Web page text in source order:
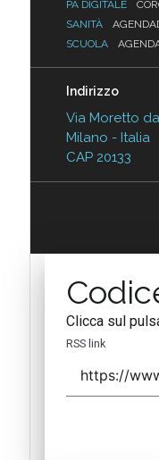
PA DIGITALE
SANITÀ
SCUOLA
Indirizzo
Via Moretto
Milano - Italia
CAP 20133
Clicca sul
RSS link